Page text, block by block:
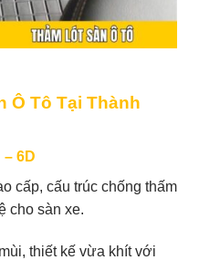
Ô Tô Tại Thành
– 6D
cấp, cấu trúc chống thấm
cho sàn xe.
thiết kế vừa khít với